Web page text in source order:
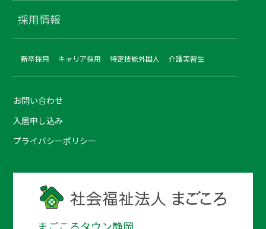
採用情報
新卒採用 キャリア採用 特定技能外国人 介護実習生
お問い合わせ
入居申し込み
プライバシーポリシー